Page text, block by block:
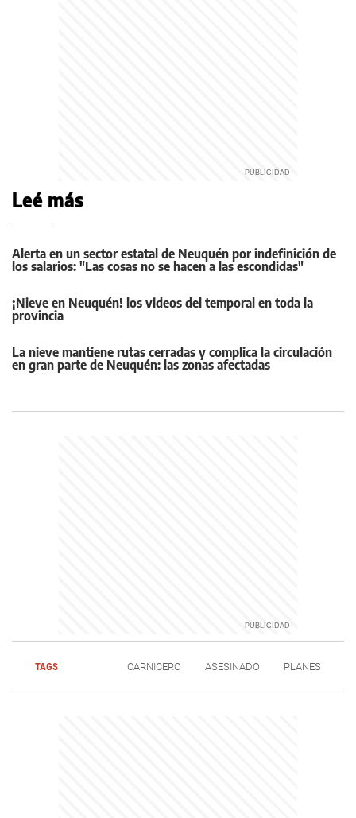
Leé más
Alerta en un sector estatal de Neuquén por indefinición de
los salarios: "Las cosas no se hacen a las escondidas"
¡Nieve en Neuquén! los videos del temporal en toda la
provincia
La nieve mantiene rutas cerradas y complica la circulación
en gran parte de Neuquén: las zonas afectadas
TAGS CARNICERO ASESINADO PLANES